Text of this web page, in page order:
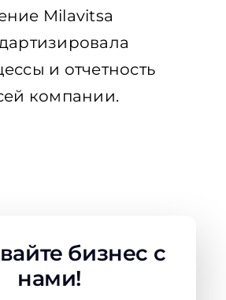
Milavitsa
и отчетность
компании.
бизнес с
нами!